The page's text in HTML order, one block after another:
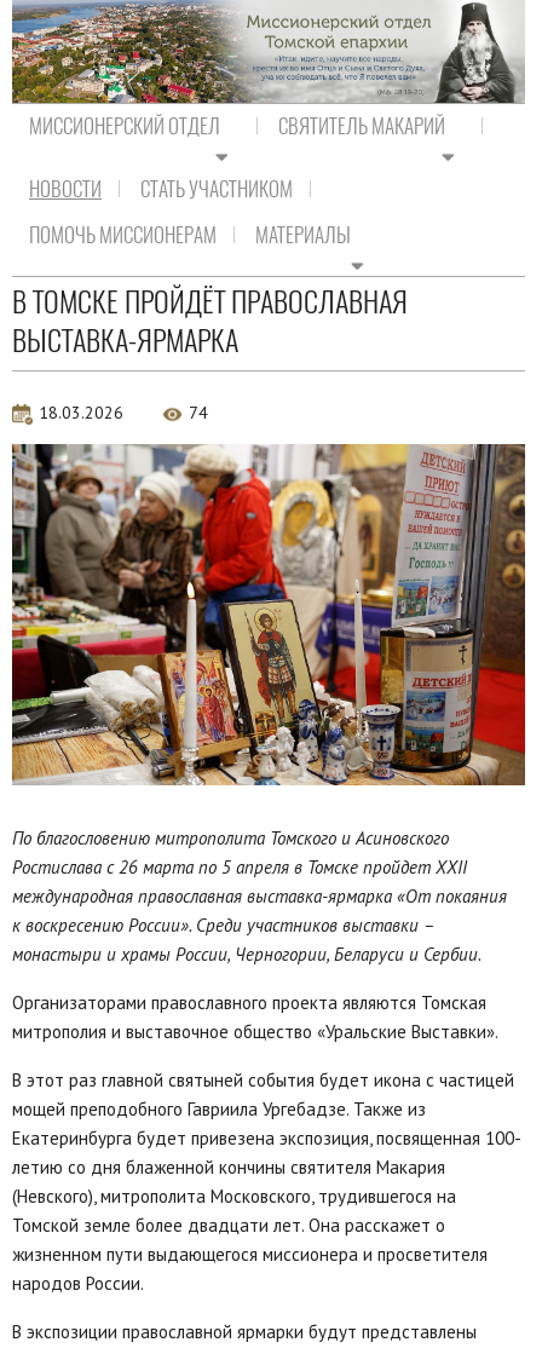
МИССИОНЕРСКИЙ ОТДЕЛ СВЯТИТЕЛЬ МАКАРИЙ
НОВОСТИ
СТАТЬ УЧАСТНИКОМ
ПОМОЧЬ МИССИОНЕРАМ
МАТЕРИАЛЫ
Новости епархии
В ТОМСКЕ ПРОЙДЁТ ПРАВОСЛАВНАЯ
ВЫСТАВКА-ЯРМАРКА
18.03.2026 74
По благословению митрополита Томского и Асиновского
Ростислава с 26 марта по 5 апреля в Томске пройдет XXII
международная православная выставка-ярмарка «От покаяния
к воскресению России». Среди участников выставки –
монастыри и храмы России, Черногории, Беларуси и Сербии.
Организаторами православного проекта являются Томская
митрополия и выставочное общество «Уральские Выставки».
В этот раз главной святыней события будет икона с частицей
мощей преподобного Гавриила Ургебадзе. Также из
Екатеринбурга будет привезена экспозиция, посвященная 100-
летию со дня блаженной кончины святителя Макария
(Невского), митрополита Московского, трудившегося на
Томской земле более двадцати лет. Она расскажет о
жизненном пути выдающегося миссионера и просветителя
народов России.
В экспозиции православной ярмарки будут представлены